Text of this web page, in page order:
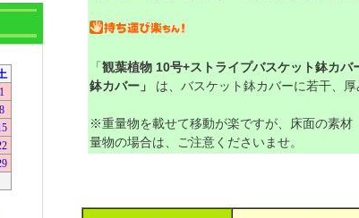
「観葉植物 10号+ストライプバスケット鉢カバ
鉢カバー」 は、バスケット鉢カバーに若干、
※重量物を載せて移動が楽ですが、床面の素材
量物の場合は、ご注意くださいませ。